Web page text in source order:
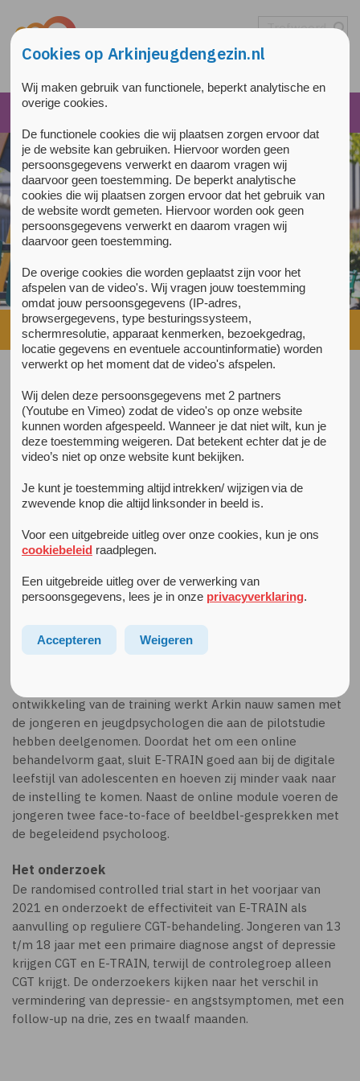
Home»Nieuwe online emotieregulatietraining E-TRAIN
Alle nieuwsberichten
14 oktober 2020
Nieuwe online emotieregulatietraining E-TRAIN
Cognitieve gedragstherapie (CGT) geldt als eerste keuze
in de behandeling van angst en depressie bij jongeren.
Voor een aanzienlijk deel van de jongeren werkt CGT
echter onvoldoende. Er is binnen deze vorm van
emotieregulatiestrategieën. Daarom ontwikkelt en
onderzoekt Arkin de nieuwe online
emotieregulatietraining E-TRAIN voor de behandeling
van jongeren met depressie of angst, als aanvulling op
Wat is E-TRAIN?
voor jongeren met een depressie of angststoornis. Bij de
ontwikkeling van de training werkt Arkin nauw samen met
de jongeren en jeugdpsychologen die aan de pilotstudie
hebben deelgenomen. Doordat het om een online
behandelvorm gaat, sluit E-TRAIN goed aan bij de digitale
leefstijl van adolescenten en hoeven zij minder vaak naar
de instelling te komen. Naast de online module voeren de
jongeren twee face-to-face of beeldbel-gesprekken met
de begeleidend psycholoog.
Het onderzoek
De randomised controlled trial start in het voorjaar van
2021 en onderzoekt de effectiviteit van E-TRAIN als
aanvulling op reguliere CGT-behandeling. Jongeren van 13
t/m 18 jaar met een primaire diagnose angst of depressie
krijgen CGT en E-TRAIN, terwijl de controlegroep alleen
CGT krijgt. De onderzoekers kijken naar het verschil in
vermindering van depressie- en angstsymptomen, met een
follow-up na drie, zes en twaalf maanden.
Cookies op Arkinjeugdengezin.nl
Wij maken gebruik van functionele, beperkt analytische en
overige cookies.
De functionele cookies die wij plaatsen zorgen ervoor dat
je de website kan gebruiken. Hiervoor worden geen
persoonsgegevens verwerkt en daarom vragen wij
daarvoor geen toestemming. De beperkt analytische
cookies die wij plaatsen zorgen ervoor dat het gebruik van
de website wordt gemeten. Hiervoor worden ook geen
persoonsgegevens verwerkt en daarom vragen wij
daarvoor geen toestemming.
De overige cookies die worden geplaatst zijn voor het
afspelen van de video's. Wij vragen jouw toestemming
omdat jouw persoonsgegevens (IP-adres,
browsergegevens, type besturingssysteem,
schermresolutie, apparaat kenmerken, bezoekgedrag,
locatie gegevens en eventuele accountinformatie) worden
verwerkt op het moment dat de video's afspelen.
Wij delen deze persoonsgegevens met 2 partners
(Youtube en Vimeo) zodat de video's op onze website
kunnen worden afgespeeld. Wanneer je dat niet wilt, kun je
deze toestemming weigeren. Dat betekent echter dat je de
video’s niet op onze website kunt bekijken.
Je kunt je toestemming altijd intrekken/ wijzigen via de
zwevende knop die altijd linksonder in beeld is.
Voor een uitgebreide uitleg over onze cookies, kun je ons
cookiebeleid raadplegen.
Een uitgebreide uitleg over de verwerking van
persoonsgegevens, lees je in onze privacyverklaring.
Accepteren Weigeren